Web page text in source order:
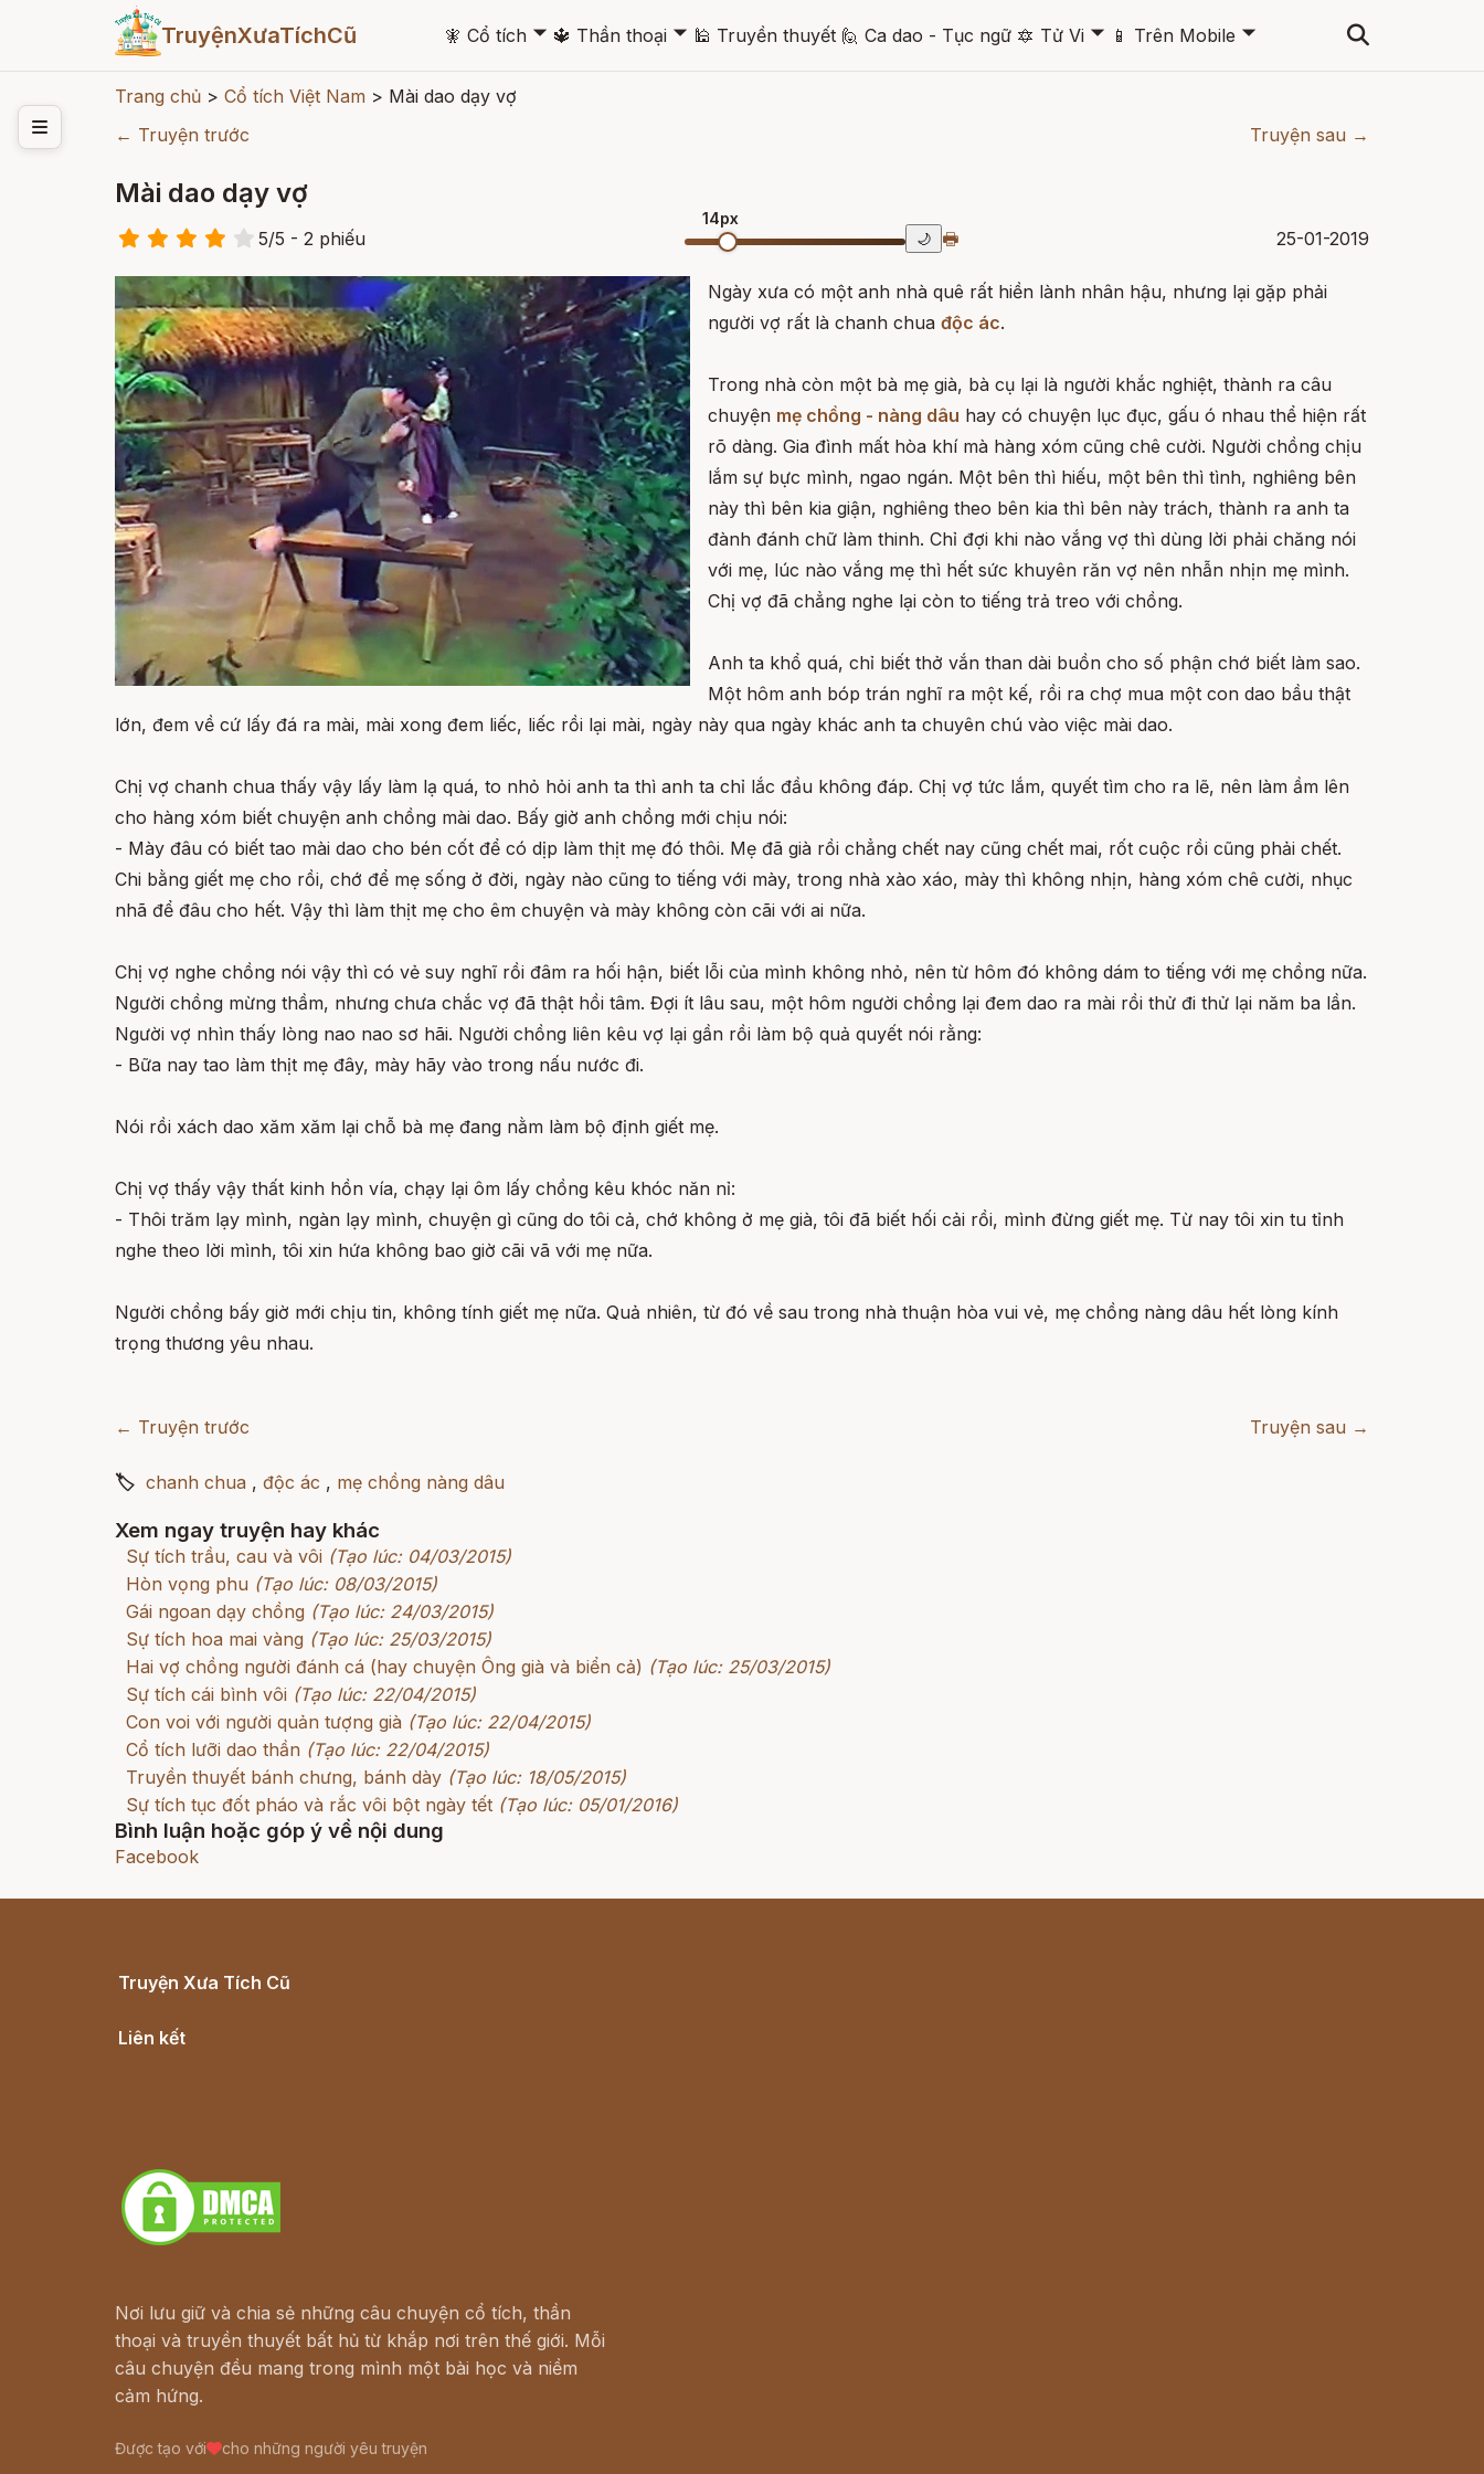
TruyệnXưaTíchCũ 🧚 Cổ tích 🞃 🔱 Thần thoại 🞃 🕌 Truyền thuyết 🙋 Ca dao - Tục ngữ 🔯 Tử Vi 🞃 📱 Trên Mobile 🞃
Trang chủ > Cổ tích Việt Nam > Mài dao dạy vợ
← Truyện trước
Truyện sau →
Mài dao dạy vợ
5/5 - 2 phiếu
14px
🌙 🖶 25-01-2019
Ngày xưa có một anh nhà quê rất hiền lành nhân hậu, nhưng lại gặp phải
người vợ rất là chanh chua độc ác.
Trong nhà còn một bà mẹ già, bà cụ lại là người khắc nghiệt, thành ra câu
chuyện mẹ chồng - nàng dâu hay có chuyện lục đục, gấu ó nhau thể hiện rất
rõ dàng. Gia đình mất hòa khí mà hàng xóm cũng chê cười. Người chồng chịu
lắm sự bực mình, ngao ngán. Một bên thì hiếu, một bên thì tình, nghiêng bên
này thì bên kia giận, nghiêng theo bên kia thì bên này trách, thành ra anh ta
đành đánh chữ làm thinh. Chỉ đợi khi nào vắng vợ thì dùng lời phải chăng nói
với mẹ, lúc nào vắng mẹ thì hết sức khuyên răn vợ nên nhẫn nhịn mẹ mình.
Chị vợ đã chẳng nghe lại còn to tiếng trả treo với chồng.
Anh ta khổ quá, chỉ biết thở vắn than dài buồn cho số phận chớ biết làm sao.
Một hôm anh bóp trán nghĩ ra một kế, rồi ra chợ mua một con dao bầu thật
lớn, đem về cứ lấy đá ra mài, mài xong đem liếc, liếc rồi lại mài, ngày này qua ngày khác anh ta chuyên chú vào việc mài dao.
Chị vợ chanh chua thấy vậy lấy làm lạ quá, to nhỏ hỏi anh ta thì anh ta chỉ lắc đầu không đáp. Chị vợ tức lắm, quyết tìm cho ra lẽ, nên làm ầm lên
cho hàng xóm biết chuyện anh chồng mài dao. Bấy giờ anh chồng mới chịu nói:
- Mày đâu có biết tao mài dao cho bén cốt để có dịp làm thịt mẹ đó thôi. Mẹ đã già rồi chẳng chết nay cũng chết mai, rốt cuộc rồi cũng phải chết.
Chi bằng giết mẹ cho rồi, chớ để mẹ sống ở đời, ngày nào cũng to tiếng với mày, trong nhà xào xáo, mày thì không nhịn, hàng xóm chê cười, nhục
nhã để đâu cho hết. Vậy thì làm thịt mẹ cho êm chuyện và mày không còn cãi với ai nữa.
Chị vợ nghe chồng nói vậy thì có vẻ suy nghĩ rồi đâm ra hối hận, biết lỗi của mình không nhỏ, nên từ hôm đó không dám to tiếng với mẹ chồng nữa.
Người chồng mừng thầm, nhưng chưa chắc vợ đã thật hồi tâm. Đợi ít lâu sau, một hôm người chồng lại đem dao ra mài rồi thử đi thử lại năm ba lần.
Người vợ nhìn thấy lòng nao nao sơ hãi. Người chồng liên kêu vợ lại gần rồi làm bộ quả quyết nói rằng:
- Bữa nay tao làm thịt mẹ đây, mày hãy vào trong nấu nước đi.
Nói rồi xách dao xăm xăm lại chỗ bà mẹ đang nằm làm bộ định giết mẹ.
Chị vợ thấy vậy thất kinh hồn vía, chạy lại ôm lấy chồng kêu khóc năn nỉ:
- Thôi trăm lạy mình, ngàn lạy mình, chuyện gì cũng do tôi cả, chớ không ở mẹ già, tôi đã biết hối cải rồi, mình đừng giết mẹ. Từ nay tôi xin tu tỉnh
nghe theo lời mình, tôi xin hứa không bao giờ cãi vã với mẹ nữa.
Người chồng bấy giờ mới chịu tin, không tính giết mẹ nữa. Quả nhiên, từ đó về sau trong nhà thuận hòa vui vẻ, mẹ chồng nàng dâu hết lòng kính
trọng thương yêu nhau.
← Truyện trước Truyện sau →
🏷 chanh chua , độc ác , mẹ chồng nàng dâu
Xem ngay truyện hay khác
Sự tích trầu, cau và vôi (Tạo lúc: 04/03/2015)
Hòn vọng phu (Tạo lúc: 08/03/2015)
Gái ngoan dạy chồng (Tạo lúc: 24/03/2015)
Sự tích hoa mai vàng (Tạo lúc: 25/03/2015)
Hai vợ chồng người đánh cá (hay chuyện Ông già và biển cả) (Tạo lúc: 25/03/2015)
Sự tích cái bình vôi (Tạo lúc: 22/04/2015)
Con voi với người quản tượng già (Tạo lúc: 22/04/2015)
Cổ tích lưỡi dao thần (Tạo lúc: 22/04/2015)
Truyền thuyết bánh chưng, bánh dày (Tạo lúc: 18/05/2015)
Sự tích tục đốt pháo và rắc vôi bột ngày tết (Tạo lúc: 05/01/2016)
Bình luận hoặc góp ý về nội dung
Facebook
Truyện Xưa Tích Cũ
Liên kết
Nơi lưu giữ và chia sẻ những câu chuyện cổ tích, thần
thoại và truyền thuyết bất hủ từ khắp nơi trên thế giới. Mỗi
câu chuyện đều mang trong mình một bài học và niềm
cảm hứng.
Được tạo với cho những người yêu truyện